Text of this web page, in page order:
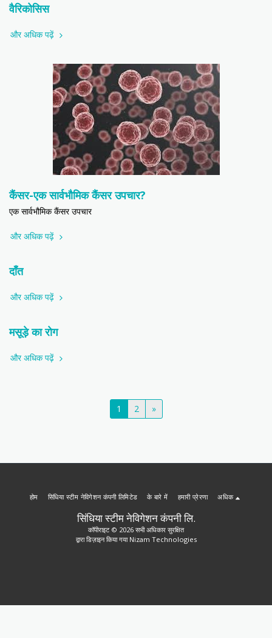
वैरिकोसिस
और अधिक पढ़ें
कैंसर-एक सार्वभौमिक कैंसर उपचार?
एक सार्वभौमिक कैंसर उपचार
और अधिक पढ़ें
दाँत
और अधिक पढ़ें
मसूड़े का रोग
और अधिक पढ़ें
1 2 »
सिंधिया स्टीम नेविगेशन कंपनी लि.
कॉपीराइट © 2026 सभी अधिकार सुरक्षित
द्वारा डिज़ाइन किया गया Nizam Technologies
होम सिंधिया स्टीम नेविगेशन कंपनी लिमिटेड के बारे में हमारी प्रेरणा अधिक